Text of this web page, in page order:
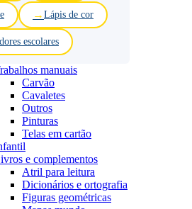
Lápis de cor
escolares
manuais
Carvão
Cavaletes
Outros
Pinturas
Telas em cartão
e complementos
Atril para leitura
Dicionários e ortografia
Figuras geométricas